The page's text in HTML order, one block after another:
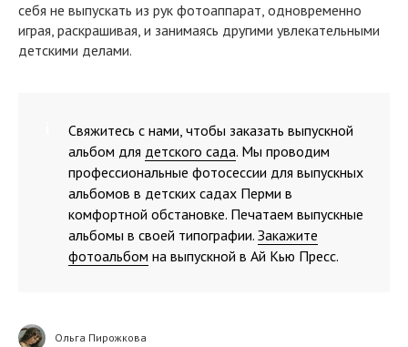
себя не выпускать из рук фотоаппарат, одновременно
играя, раскрашивая, и занимаясь другими увлекательными
детскими делами.
Свяжитесь с нами, чтобы заказать выпускной
альбом для детского сада. Мы проводим
профессиональные фотосессии для выпускных
альбомов в детских садах Перми в
комфортной обстановке. Печатаем выпускные
альбомы в своей типографии. Закажите
фотоальбом на выпускной в Ай Кью Пресс.
Ольга Пирожкова